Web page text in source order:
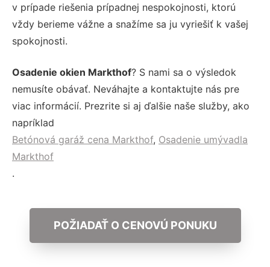
v prípade riešenia prípadnej nespokojnosti, ktorú
vždy berieme vážne a snažíme sa ju vyriešiť k vašej
spokojnosti.
Osadenie okien Markthof? S nami sa o výsledok
nemusíte obávať. Neváhajte a kontaktujte nás pre
viac informácií. Prezrite si aj ďalšie naše služby, ako
napríklad
Betónová garáž cena Markthof, Osadenie umývadla
Markthof
.
POŽIADAŤ O CENOVÚ PONUKU